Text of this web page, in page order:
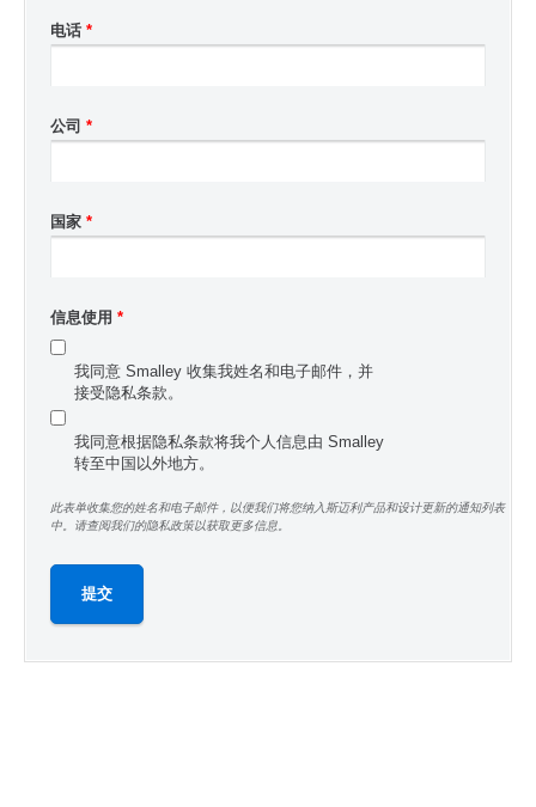
电话 *
公司 *
国家 *
信息使用 *
我同意 Smalley 收集我姓名和电子邮件，并
接受隐私条款。
我同意根据隐私条款将我个人信息由 Smalley
转至中国以外地方。
此表单收集您的姓名和电子邮件，以便我们将您纳入斯迈利产品和设计更新的通知列表
中。请查阅我们的隐私政策以获取更多信息。